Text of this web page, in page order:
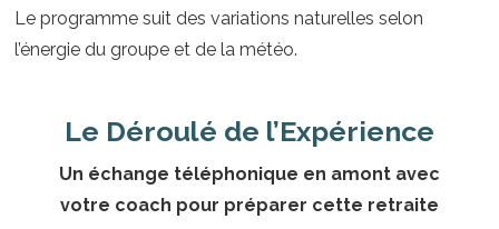
Le programme suit des variations naturelles selon
l’énergie du groupe et de la météo.
Le Déroulé de l’Expérience
Un échange téléphonique en amont avec
votre coach pour préparer cette retraite